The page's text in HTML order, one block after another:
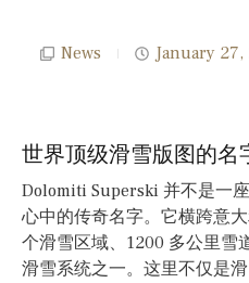
News January 27,
世界顶级滑雪版图的名
Dolomiti Superski 并不是一
心中的传奇名字。它横跨意
个滑雪区域、1200 多公里雪
滑雪系统之一。这里不仅是